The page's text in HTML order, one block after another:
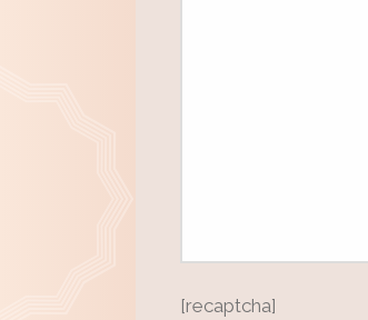
[recaptcha]